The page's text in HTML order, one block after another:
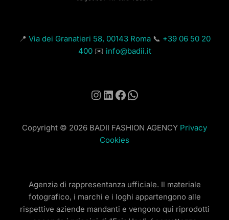
📍 Via dei Granatieri 58, 00143 Roma📞 +39 06 50 20
400✉️ info@badii.it
Instagram
LinkedIn
Facebook
WhatsApp
Copyright © 2026 BADII FASHION AGENCY Privacy
Cookies
Agenzia di rappresentanza ufficiale. Il materiale
fotografico, i marchi e i loghi appartengono alle
rispettive aziende mandanti e vengono qui riprodotti